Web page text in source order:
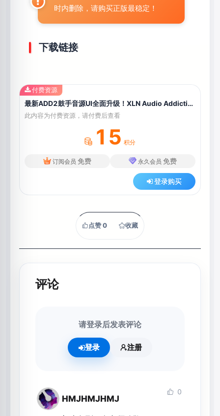
时内删除，请购买正版最稳定！
下载链接
最新ADD2鼓手音源UI全面升级！XLN Audio Addictive Drums 2 Complete v2.5.2.1 WIN版（2024.11.08更新2.5.2.1版本）
此内容为付费资源，请付费后查看
15 积分
订阅会员 免费 永久会员 免费
登录购买
付费资源
点赞0 收藏
评论
请登录后发表评论
登录 注册
HMJHMJHMJ
0